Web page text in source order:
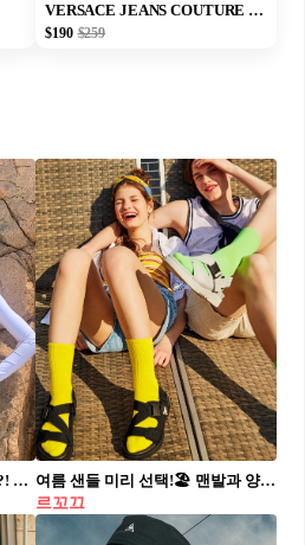
VERSACE JEANS COUTURE 바디수트
$190 $259
래쉬가드 트윈룩🖤💖@해볼래?! 르꼬끄 x 젤라콩 언니들 여름룩🤿👯‍♀️우리도 준비하자 #광고
여름 샌들 미리 선택!🏖 맨발과 양말 코디에 다 좋고, 착화감 굿 🐔르꼬끄 샌들
르꼬끄